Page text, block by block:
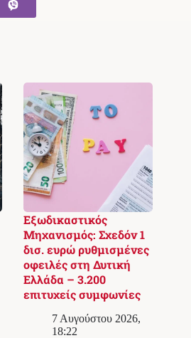
Εξωδικαστικός
Μηχανισμός: Σχεδόν 1
δισ. ευρώ ρυθμισμένες
οφειλές στη Δυτική
Ελλάδα – 3.200
επιτυχείς συμφωνίες
7 Αυγούστου 2026,
18:22